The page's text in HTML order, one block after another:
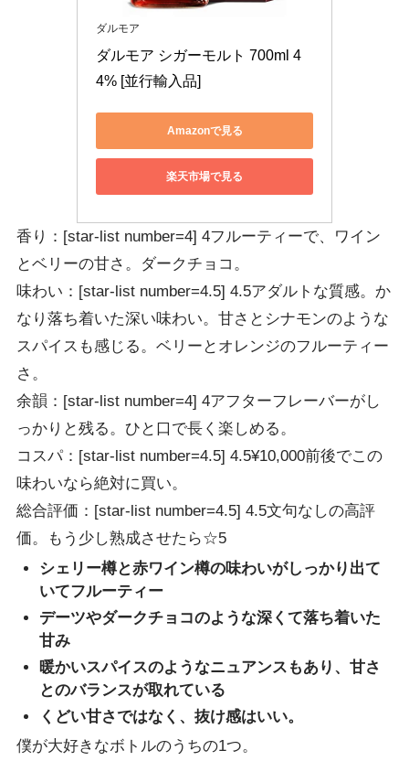
ダルモア
ダルモア シガーモルト 700ml 4
4% [並行輸入品]
Amazonで見る
楽天市場で見る
香り：[star-list number=4] 4フルーティーで、ワイン
とベリーの甘さ。ダークチョコ。
味わい：[star-list number=4.5] 4.5アダルトな質感。か
なり落ち着いた深い味わい。甘さとシナモンのような
スパイスも感じる。ベリーとオレンジのフルーティー
さ。
余韻：[star-list number=4] 4アフターフレーバーがし
っかりと残る。ひと口で長く楽しめる。
コスパ：[star-list number=4.5] 4.5¥10,000前後でこの
味わいなら絶対に買い。
総合評価：[star-list number=4.5] 4.5文句なしの高評
価。もう少し熟成させたら☆5
シェリー樽と赤ワイン樽の味わいがしっかり出て
いてフルーティー
デーツやダークチョコのような深くて落ち着いた
甘み
暖かいスパイスのようなニュアンスもあり、甘さ
とのバランスが取れている
くどい甘さではなく、抜け感はいい。
僕が大好きなボトルのうちの1つ。